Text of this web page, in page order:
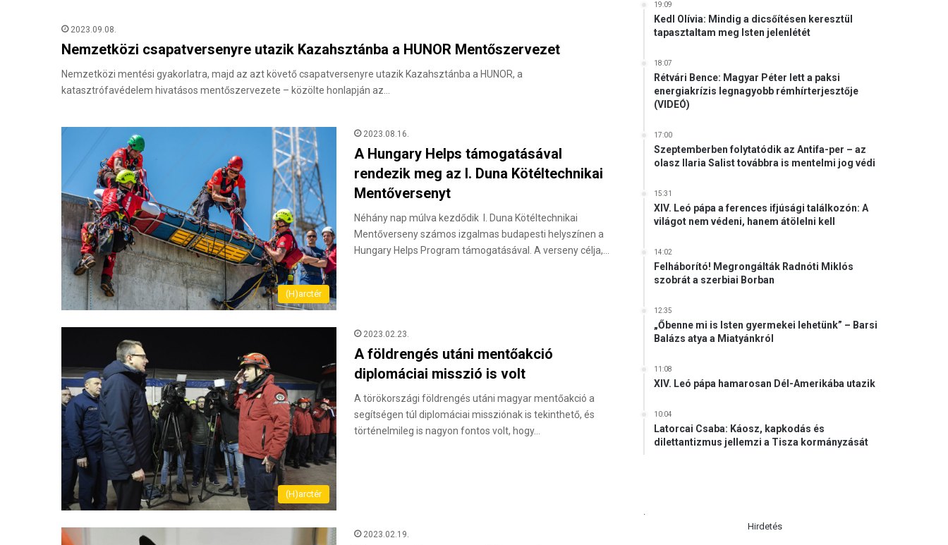
2023.09.08.
Nemzetközi csapatversenyre utazik Kazahsztánba a HUNOR Mentőszervezet
Nemzetközi mentési gyakorlatra, majd az azt követő csapatversenyre utazik Kazahsztánba a HUNOR, a
katasztrófavédelem hivatásos mentőszervezete – közölte honlapján az…
(H)arctér
2023.08.16.
A Hungary Helps támogatásával
rendezik meg az I. Duna Kötéltechnikai
Mentőversenyt
Néhány nap múlva kezdődik I. Duna Kötéltechnikai
Mentőverseny számos izgalmas budapesti helyszínen a
Hungary Helps Program támogatásával. A verseny célja,…
(H)arctér
2023.02.23.
A földrengés utáni mentőakció
diplomáciai misszió is volt
A törökországi földrengés utáni magyar mentőakció a
segítségen túl diplomáciai missziónak is tekinthető, és
történelmileg is nagyon fontos volt, hogy…
2023.02.19.
19:09
Kedl Olívia: Mindig a dicsőítésen keresztül
tapasztaltam meg Isten jelenlétét
18:07
Rétvári Bence: Magyar Péter lett a paksi
energiakrízis legnagyobb rémhírterjesztője
(VIDEÓ)
17:00
Szeptemberben folytatódik az Antifa-per – az
olasz Ilaria Salist továbbra is mentelmi jog védi
15:31
XIV. Leó pápa a ferences ifjúsági találkozón: A
világot nem védeni, hanem átölelni kell
14:02
Felháborító! Megrongálták Radnóti Miklós
szobrát a szerbiai Borban
12:35
„Őbenne mi is Isten gyermekei lehetünk” – Barsi
Balázs atya a Miatyánkról
11:08
XIV. Leó pápa hamarosan Dél-Amerikába utazik
10:04
Latorcai Csaba: Káosz, kapkodás és
dilettantizmus jellemzi a Tisza kormányzását
.
Hirdetés